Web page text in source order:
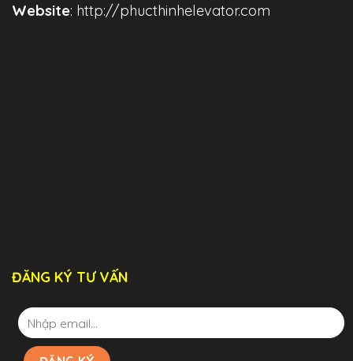
Website: http://phucthinhelevator.com
ĐĂNG KÝ TƯ VẤN